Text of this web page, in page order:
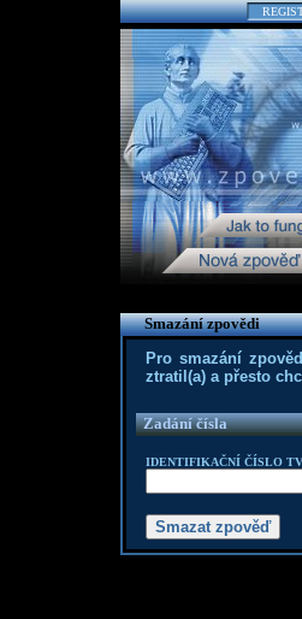
Smazání zpovědi
Pro smazání
ztratil(a) a přesto
Zadání čísla
IDENTIFIKAČNÍ ČÍSLO